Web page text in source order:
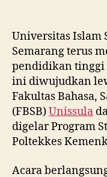
Universitas Islam
Semarang terus
pendidikan tinggi
ini diwujudkan
Fakultas Bahasa,
(FBSB)Unissula
digelar Program
Poltekkes
Acara